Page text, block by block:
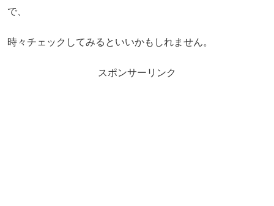
で、
時々チェックしてみるといいかもしれません。
スポンサーリンク